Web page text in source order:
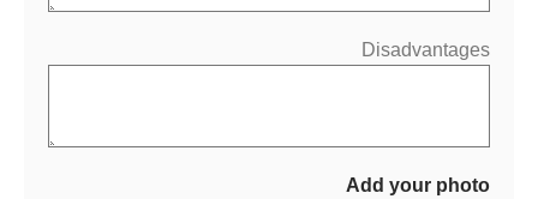
Disadvantages
Add your photo